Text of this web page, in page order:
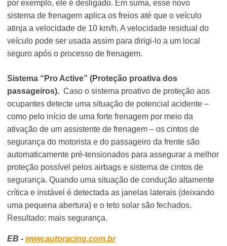
por exemplo, ele é desligado. Em suma, esse novo
sistema de frenagem aplica os freios até que o veículo
atinja a velocidade de 10 km/h. A velocidade residual do
veículo pode ser usada assim para dirigi-lo a um local
seguro após o processo de frenagem.
Sistema “Pro Active” (Proteção proativa dos
passageiros). Caso o sistema proativo de proteção aos
ocupantes detecte uma situação de potencial acidente –
como pelo início de uma forte frenagem por meio da
ativação de um assistente de frenagem – os cintos de
segurança do motorista e do passageiro da frente são
automaticamente pré-tensionados para assegurar a melhor
proteção possível pelos airbags e sistema de cintos de
segurança. Quando uma situação de condução altamente
crítica e instável é detectada as janelas laterais (deixando
uma pequena abertura) e o teto solar são fechados.
Resultado: mais segurança.
EB -www.autoracing.com.br